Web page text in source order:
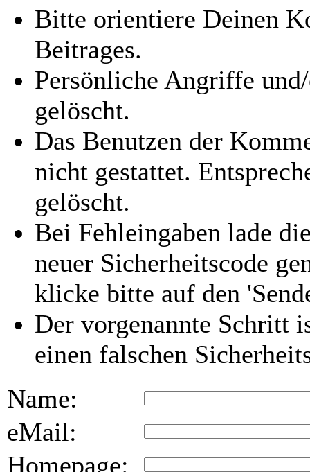
Bitte orientiere Deinen
Beitrages.
Persönliche Angriffe
gelöscht.
Das Benutzen der
nicht gestattet.
gelöscht.
Bei Fehleingaben lade
neuer Sicherheitscode
klicke bitte auf den
Der vorgenannte Schritt
einen falschen
Name:
eMail:
Homepage: